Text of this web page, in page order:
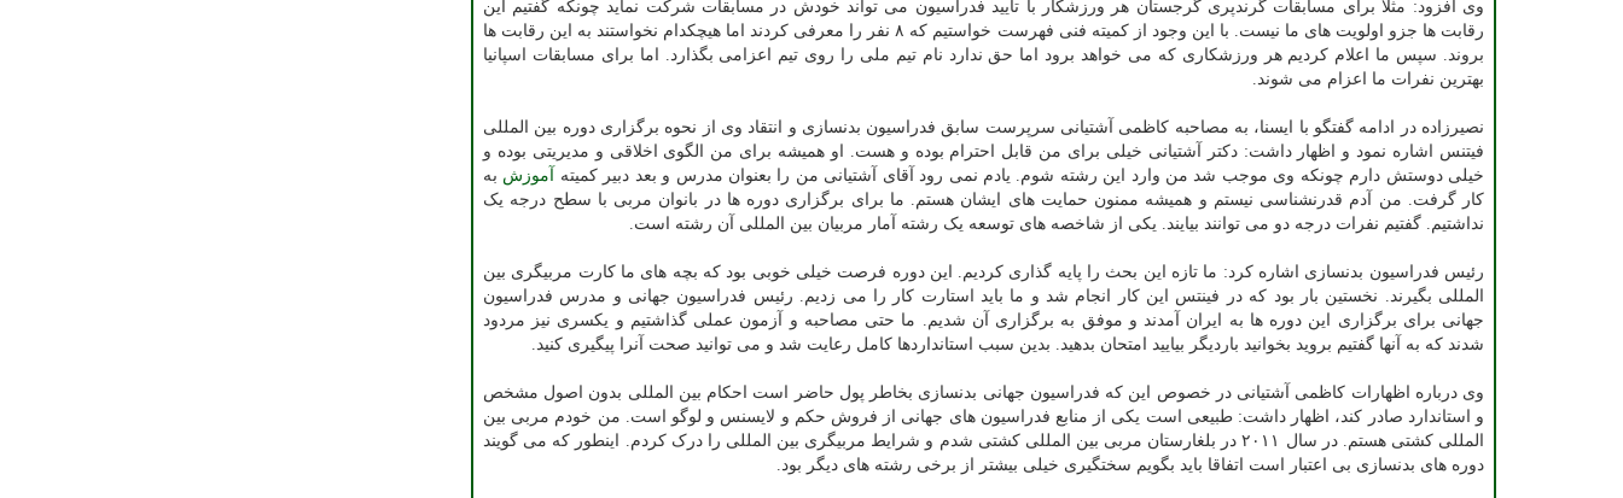
وی افزود: مثلا برای مسابقات گرندپری گرجستان هر ورزشکار با تایید فدراسیون می تواند خودش در مسابقات شرکت نماید چونکه گفتیم این
رقابت ها جزو اولویت های ما نیست. با این وجود از کمیته فنی فهرست خواستیم که ۸ نفر را معرفی کردند اما هیچکدام نخواستند به این رقابت ها
بروند. سپس ما اعلام کردیم هر ورزشکاری که می خواهد برود اما حق ندارد نام تیم ملی را روی تیم اعزامی بگذارد. اما برای مسابقات اسپانیا
بهترین نفرات ما اعزام می شوند.
نصیرزاده در ادامه گفتگو با ایسنا، به مصاحبه کاظمی آشتیانی سرپرست سابق فدراسیون بدنسازی و انتقاد وی از نحوه برگزاری دوره بین المللی
فیتنس اشاره نمود و اظهار داشت: دکتر آشتیانی خیلی برای من قابل احترام بوده و هست. او همیشه برای من الگوی اخلاقی و مدیریتی بوده و
خیلی دوستش دارم چونکه وی موجب شد من وارد این رشته شوم. یادم نمی رود آقای آشتیانی من را بعنوان مدرس و بعد دبیر کمیته
آموزش به
کار گرفت. من آدم قدرنشناسی نیستم و همیشه ممنون حمایت های ایشان هستم. ما برای برگزاری دوره ها در بانوان مربی با سطح درجه یک
نداشتیم. گفتیم نفرات درجه دو می توانند بیایند. یکی از شاخصه های توسعه یک رشته آمار مربیان بین المللی آن رشته است.
رئیس فدراسیون بدنسازی اشاره کرد: ما تازه این بحث را پایه گذاری کردیم. این دوره فرصت خیلی خوبی بود که بچه های ما کارت مربیگری بین
المللی بگیرند. نخستین بار بود که در فینتس این کار انجام شد و ما باید استارت کار را می زدیم. رئیس فدراسیون جهانی و مدرس فدراسیون
جهانی برای برگزاری این دوره ها به ایران آمدند و موفق به برگزاری آن شدیم. ما حتی مصاحبه و آزمون عملی گذاشتیم و یکسری نیز مردود
شدند که به آنها گفتیم بروید بخوانید باردیگر بیایید امتحان بدهید. بدین سبب استانداردها کامل رعایت شد و می توانید صحت آنرا پیگیری کنید.
وی درباره اظهارات کاظمی آشتیانی در خصوص این که فدراسیون جهانی بدنسازی بخاطر پول حاضر است احکام بین المللی بدون اصول مشخص
و استاندارد صادر کند، اظهار داشت: طبیعی است یکی از منابع فدراسیون های جهانی از فروش حکم و لایسنس و لوگو است. من خودم مربی بین
المللی کشتی هستم. در سال ۲۰۱۱ در بلغارستان مربی بین المللی کشتی شدم و شرایط مربیگری بین المللی را درک کردم. اینطور که می گویند
دوره های بدنسازی بی اعتبار است اتفاقا باید بگویم سختگیری خیلی بیشتر از برخی رشته های دیگر بود.